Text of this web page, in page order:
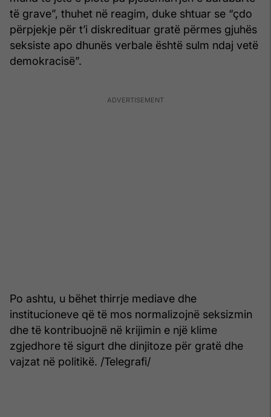
të grave”, thuhet në reagim, duke shtuar se “çdo
përpjekje për t’i diskredituar gratë përmes gjuhës
seksiste apo dhunës verbale është sulm ndaj vetë
demokracisë”.
Po ashtu, u bëhet thirrje mediave dhe
institucioneve që të mos normalizojnë seksizmin
dhe të kontribuojnë në krijimin e një klime
zgjedhore të sigurt dhe dinjitoze për gratë dhe
vajzat në politikë. /Telegrafi/